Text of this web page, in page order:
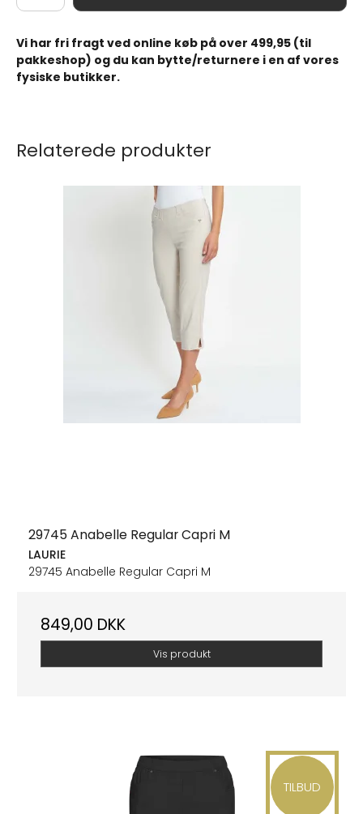
Vi har fri fragt ved online køb på over 499,95 (til
pakkeshop) og du kan bytte/returnere i en af vores
fysiske butikker.
Relaterede produkter
29745 Anabelle Regular Capri M
LAURIE
29745 Anabelle Regular Capri M
849,00 DKK
Vis produkt
TILBUD